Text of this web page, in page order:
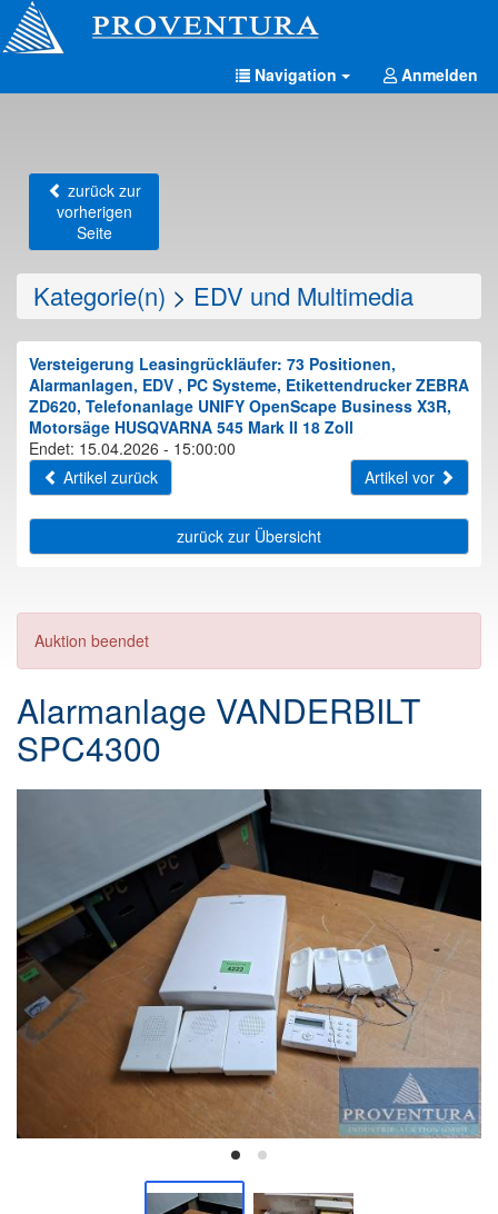
Navigation Anmelden
zurück zur
vorherigen
Seite
Kategorie(n) > EDV und Multimedia
Versteigerung Leasingrückläufer: 73 Positionen,
Alarmanlagen, EDV , PC Systeme, Etikettendrucker ZEBRA
ZD620, Telefonanlage UNIFY OpenScape Business X3R,
Motorsäge HUSQVARNA 545 Mark II 18 Zoll
Endet: 15.04.2026 - 15:00:00
Artikel zurück
Artikel vor
zurück zur Übersicht
Auktion beendet
Alarmanlage VANDERBILT
SPC4300